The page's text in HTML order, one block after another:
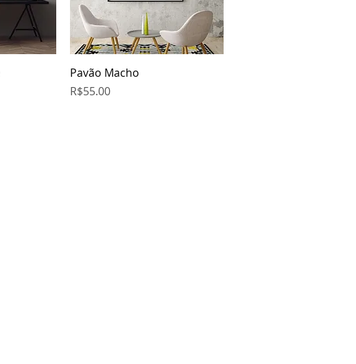
Quick View
Pavão Macho
Price
R$55.00